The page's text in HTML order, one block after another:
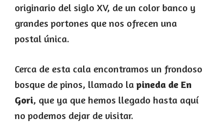
originario del siglo XV, de un color banco y
grandes portones que nos ofrecen una
postal única.
Cerca de esta cala encontramos un frondoso
bosque de pinos, llamado la pineda de En
Gori, que ya que hemos llegado hasta aquí
no podemos dejar de visitar.